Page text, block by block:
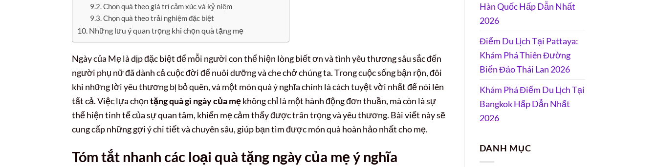
Chọn quà theo giá trị cảm xúc và kỷ niệm
Chọn quà theo trải nghiệm đặc biệt
Những lưu ý quan trọng khi chọn quà tặng mẹ
Ngày của Mẹ là dịp đặc biệt để mỗi người con thể hiện lòng biết ơn và tình yêu thương sâu sắc đến
người phụ nữ đã dành cả cuộc đời để nuôi dưỡng và che chở chúng ta. Trong cuộc sống bận rộn, đôi
khi những lời yêu thương bị bỏ quên, và một món quà ý nghĩa chính là cách tuyệt vời nhất để nói lên
tất cả. Việc lựa chọntặng quà gì ngày của mẹkhông chỉ là một hành động đơn thuần, mà còn là sự
thể hiện tinh tế của sự quan tâm, khiến mẹ cảm thấy được trân trọng và yêu thương. Bài viết này sẽ
cung cấp những gợi ý chi tiết và chuyên sâu, giúp bạn tìm được món quà hoàn hảo nhất cho mẹ.
Tóm tắt nhanh các loại quà tặng ngày của mẹ ý nghĩa
Hàn Quốc Hấp Dẫn Nhất
2026
Điểm Du Lịch Tại Pattaya:
Khám Phá Thiên Đường
Biển Đảo Thái Lan 2026
Khám Phá Điểm Du Lịch Tại
Bangkok Hấp Dẫn Nhất
2026
DANH MỤC